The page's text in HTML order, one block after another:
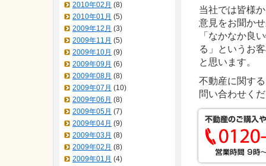
当社では皆様
意見をお聞か
「なかなか良
る」というお
と思います。
不動産に関す
問い合わせく
2010年02月 (8)
2010年01月 (5)
2009年12月 (3)
2009年11月 (5)
2009年10月 (9)
2009年09月 (6)
2009年08月 (8)
2009年07月 (10)
2009年06月 (8)
2009年05月 (7)
2009年04月 (9)
2009年03月 (8)
2009年02月 (8)
2009年01月 (4)